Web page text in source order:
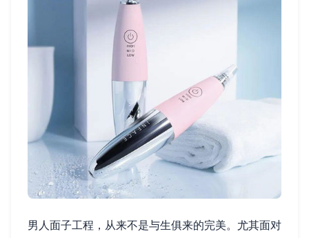
男人面子工程，从来不是与生俱来的完美。尤其面对